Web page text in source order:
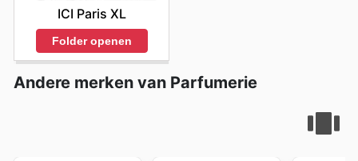
ICI Paris XL
Folder openen
Andere merken van Parfumerie